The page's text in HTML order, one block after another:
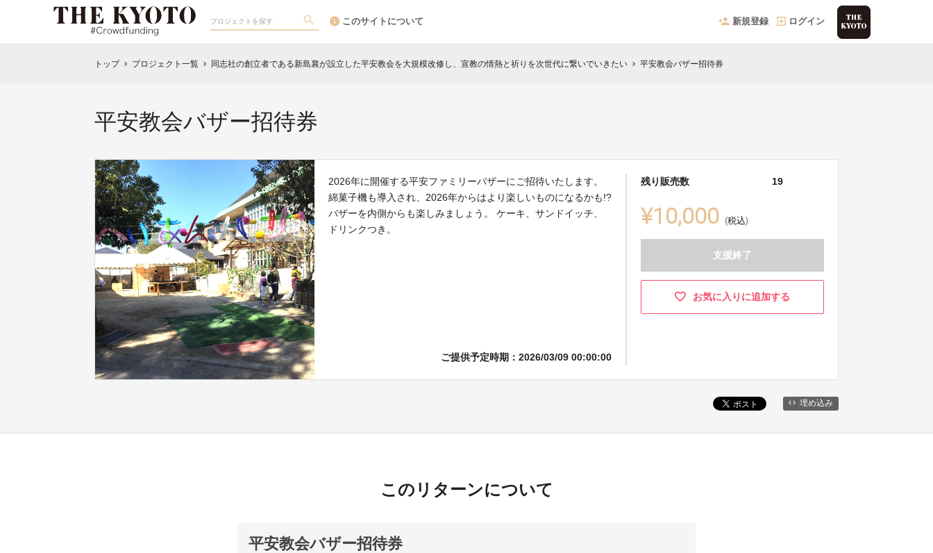
このサイトについて 新規登録 ログイン
トップ chevron_right プロジェクト一覧 chevron_right 同志社の創立者である新島襄が設立した平安教会を大規模改修し、宣教の情熱と祈りを次世代に繋いでいきたい chevron_right 平安教会バザー招待券
平安教会バザー招待券
2026年に開催する平安ファミリーバザーにご招待いたします。
綿菓子機も導入され、2026年からはより楽しいものになるかも!?
バザーを内側からも楽しみましょう。 ケーキ、サンドイッチ、
ドリンクつき。
ご提供予定時期：2026/03/09 00:00:00
残り販売数 19
¥10,000 (税込)
支援終了
お気に入りに追加する
埋め込み
このリターンについて
平安教会バザー招待券